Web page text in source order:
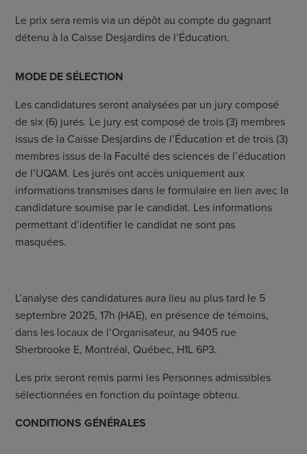
Le prix sera remis via un dépôt au compte du gagnant
détenu à la Caisse Desjardins de l’Éducation.
MODE DE SÉLECTION
Les candidatures seront analysées par un jury composé
de six (6) jurés. Le jury est composé de trois (3) membres
issus de la Caisse Desjardins de l’Éducation et de trois (3)
membres issus de la Faculté des sciences de l’éducation
de l’UQAM. Les jurés ont accès uniquement aux
informations transmises dans le formulaire en lien avec la
candidature soumise par le candidat. Les informations
permettant d’identifier le candidat ne sont pas
masquées.
L’analyse des candidatures aura lieu au plus tard le 5
septembre 2025, 17h (HAE), en présence de témoins,
dans les locaux de l’Organisateur, au 9405 rue
Sherbrooke E, Montréal, Québec, H1L 6P3.
Les prix seront remis parmi les Personnes admissibles
sélectionnées en fonction du pointage obtenu.
CONDITIONS GÉNÉRALES